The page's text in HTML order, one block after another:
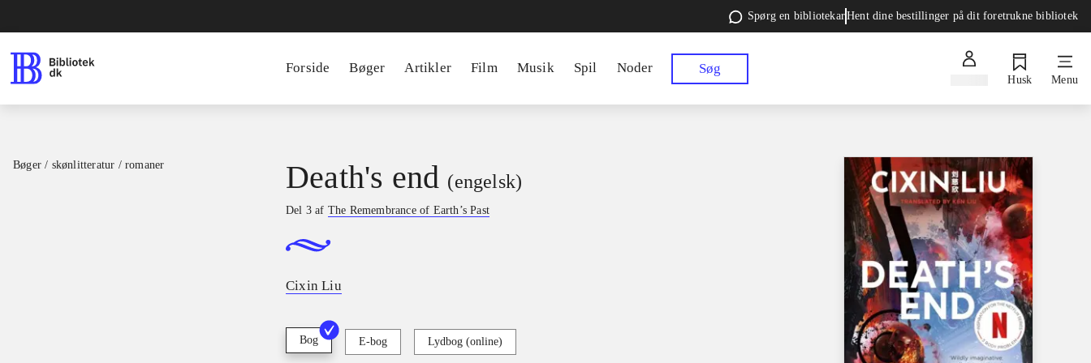
Spørg en bibliotekarHent dine bestillinger på dit foretrukne bibliotek
Forside Bøger Artikler Film Musik Spil Noder Søg
Husk Menu
Bøger / skønlitteratur / romaner Death's end (engelsk)
Del 3 af The Remembrance of Earth’s Past
Cixin Liu
Bog E-bog Lydbog (online)